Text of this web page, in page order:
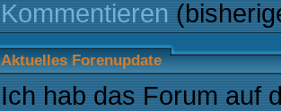
Kommentieren
Aktuelles Forenupdate
Ich hab das Forum auf